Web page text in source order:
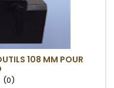
108 MM POUR
(0)